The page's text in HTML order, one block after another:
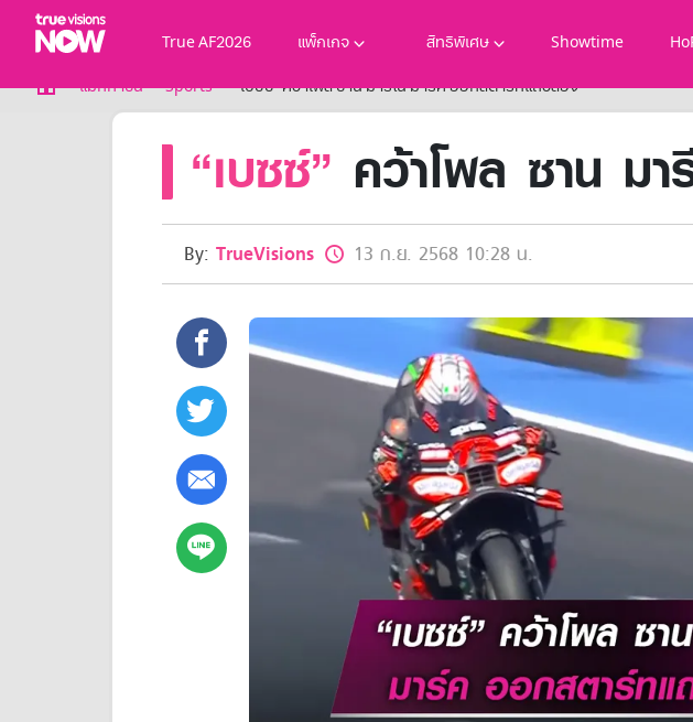
True AF2026 แพ็กเกจ สิทธิพิเศษ Showtime
True AF2026
แพ็กเกจ
NOW SPORTS
NOW BUNDLES
NOW Muay Thai
แพ็กเกจทรูวิชันส์นาวทั้งหมด
สิทธิพิเศษลูกค้าทรูวิชั่นส์
แพ็กเกจสำหรับผู้ประกอบการ
หาร้านร่วมรายการ
แม็กกาซีน Sports “เบซซ์” คว้าโพล ซาน มารีโน่ มาร์ค ออกสตาร์ทแถวสอง
“เบซซ์” คว้าโพล ซาน ม
By: TrueVisions 13 ก.ย. 2568 10:28 น.